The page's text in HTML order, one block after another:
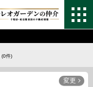
(0件)
変更